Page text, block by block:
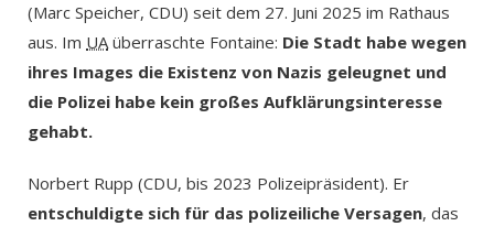
(Marc Speicher, CDU) seit dem 27. Juni 2025 im Rathaus
aus. Im UAüberraschte Fontaine: Die Stadt habe wegen
ihres Images die Existenz von Nazis geleugnet und
die Polizei habe kein großes Aufklärungsinteresse
gehabt.
Norbert Rupp (CDU, bis 2023 Polizeipräsident). Er
entschuldigte sich für das polizeiliche Versagen, das